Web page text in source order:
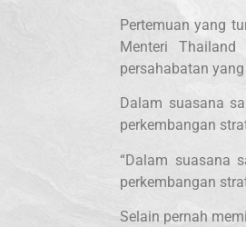
Pertemuan yang
Menteri
persahabatan
Dalam suasana
perkembangan
“Dalam suasana
perkembangan
Selain pernah